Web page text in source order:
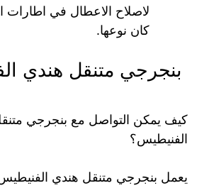
لاصلاح الاعطال في اطارات
كان نوعها.
بنجرجي متنقل هندي
كيف يمكن التواصل مع بنجرجي
الفنيطيس؟
يعمل بنجرجي متنقل هندي